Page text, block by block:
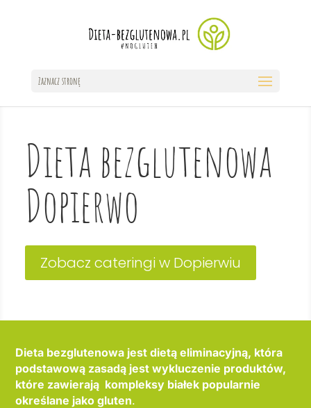
Zaznacz stronę
Dieta bezglutenowa
Dopierwo
Zobacz cateringi w Dopierwiu
Dieta bezglutenowa jest dietą eliminacyjną, która
podstawową zasadą jest wykluczenie produktów,
które zawierają kompleksy białek popularnie
określane jako gluten.